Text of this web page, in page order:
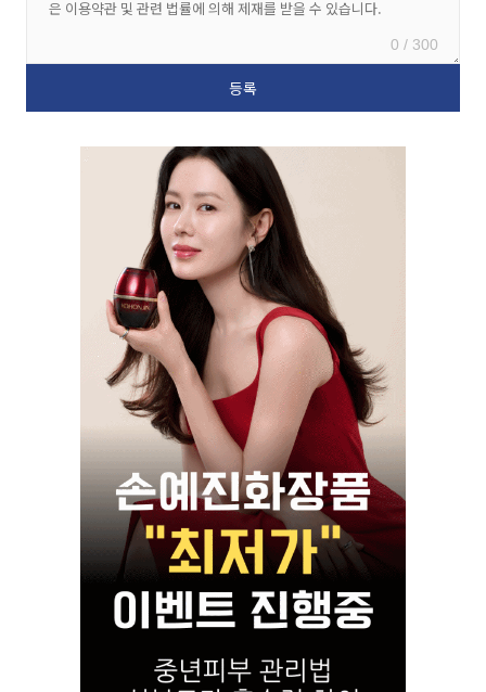
0 / 300